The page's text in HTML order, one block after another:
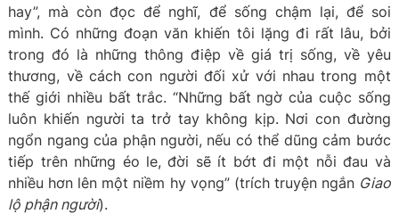
hay”, mà còn đọc để nghĩ, để sống chậm lại, để soi
mình. Có những đoạn văn khiến tôi lặng đi rất lâu, bởi
trong đó là những thông điệp về giá trị sống, về yêu
thương, về cách con người đối xử với nhau trong một
thế giới nhiều bất trắc. “Những bất ngờ của cuộc sống
luôn khiến người ta trở tay không kịp. Nơi con đường
ngổn ngang của phận người, nếu có thể dũng cảm bước
tiếp trên những éo le, đời sẽ ít bớt đi một nỗi đau và
nhiều hơn lên một niềm hy vọng” (trích truyện ngắn Giao
lộ phận người).